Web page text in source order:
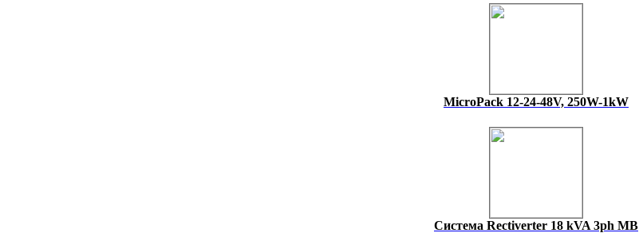
MicroPack 12-24-48V, 250W-1kW
Система Rectiverter 18 kVA 3ph MB